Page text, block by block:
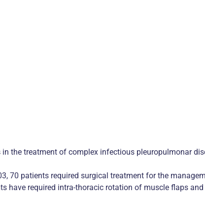
the treatment of complex infectious pleuropulmonar
70 patients required surgical treatment for the
have required intra-thoracic rotation of muscle flaps